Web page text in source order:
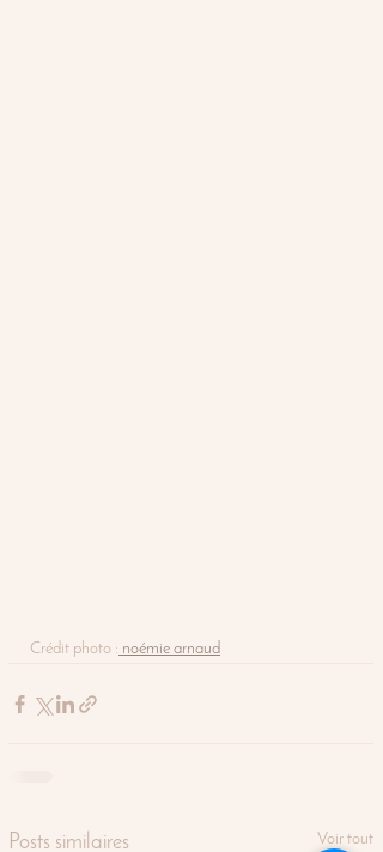
Crédit photo : noémie arnaud
Posts similaires Voir tout